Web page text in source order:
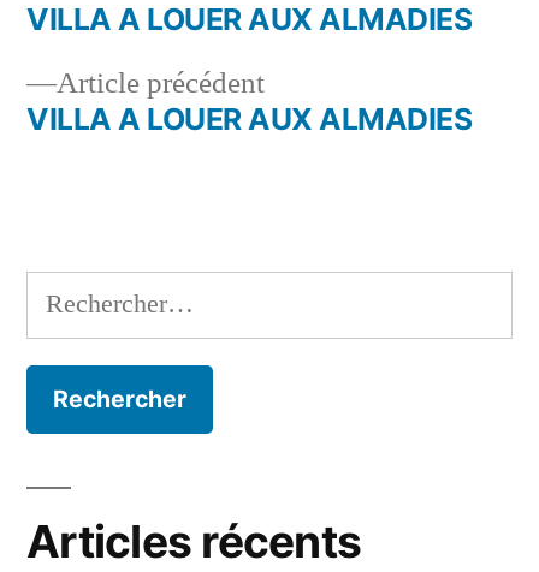
Navigation
deArticle précédentArticle
précédent :
VILLA A LOUER AUX ALMADIES
suivant :
VILLA A LOUER AUX ALMADIES
Rechercher :
Articles récents